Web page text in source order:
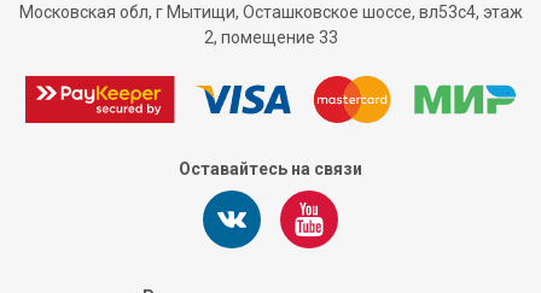
Московская обл, г Мытищи, Осташковское шоссе, вл53с4, этаж
2, помещение 33
Оставайтесь на связи